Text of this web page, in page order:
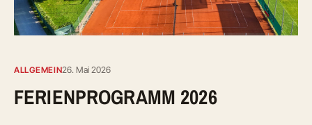
ALLGEMEIN26. Mai 2026
FERIENPROGRAMM 2026